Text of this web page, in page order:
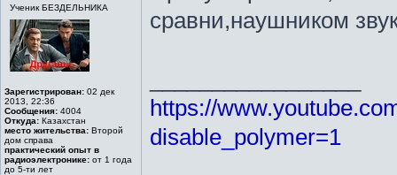
Ученик БЕЗДЕЛЬНИКА
Зарегистрирован: 02 дек
2013, 22:36
Сообщения: 4004
Откуда: Казахстан
место жительства: Второй
дом справа
практический опыт в
радиоэлектронике: от 1 года
до 5-ти лет
сравни,наушником
https://
disable_polymer=1